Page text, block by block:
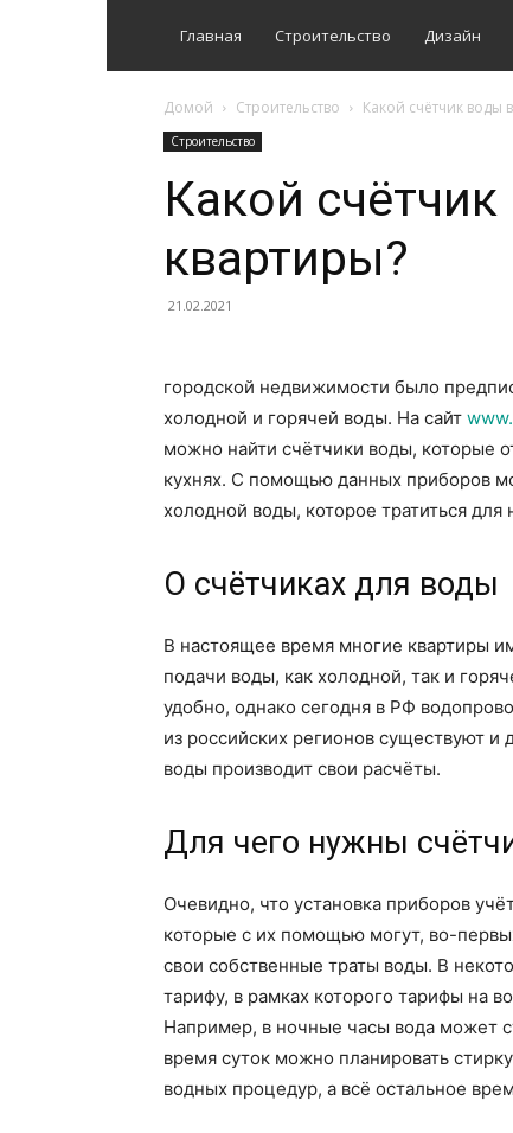
Главная Строительство Дизайн
Домой Строительство Какой счётчик воды
Строительство
Какой
квартиры?
21.02.2021
городской недвижимости было
холодной и горячей воды. На сайт
можно найти счётчики воды, которые
кухнях. С помощью данных приборов
холодной воды, которое тратиться для
О счётчиках для воды
В настоящее время многие квартиры
подачи воды, как холодной, так и
удобно, однако сегодня в РФ
из российских регионов существуют
воды производит свои расчёты.
Для чего нужны
Очевидно, что установка приборов
которые с их помощью могут, во-
свои собственные траты воды. В
тарифу, в рамках которого тарифы на
Например, в ночные часы вода может
время суток можно планировать
водных процедур, а всё остальное